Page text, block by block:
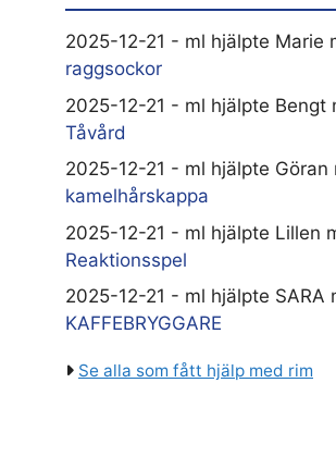
2025-12-21 - ml hjälpte Marie
raggsockor
2025-12-21 - ml hjälpte Bengt
Tåvård
2025-12-21 - ml hjälpte Göran
kamelhårskappa
2025-12-21 - ml hjälpte Lillen
Reaktionsspel
2025-12-21 - ml hjälpte SARA
KAFFEBRYGGARE
Se alla som fått hjälp med rim